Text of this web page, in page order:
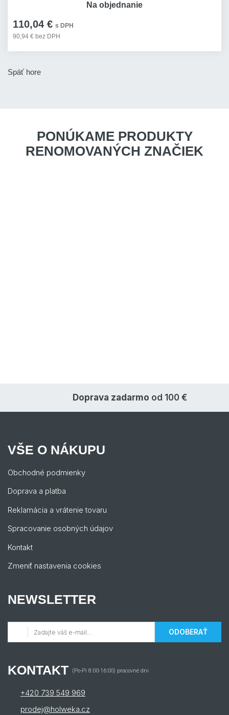
110,04 € s DPH
90,94 € bez DPH
Na objednanie
Späť hore
PONÚKAME PRODUKTY
RENOMOVANÝCH ZNAČIEK
Doprava zadarmo od 100 €
VŠE O NÁKUPU
Obchodné podmienky
Doprava a platba
Reklamácia a vrátenie tovaru
Spracovanie osobných údajov
Kontakt
Zmeniť nastavenia cookies
NEWSLETTER
ODOBERAŤ
KONTAKT (Po-Pi 8:00-16:00) pracovné dni
+420 739 549 969
prodej@holweka.cz